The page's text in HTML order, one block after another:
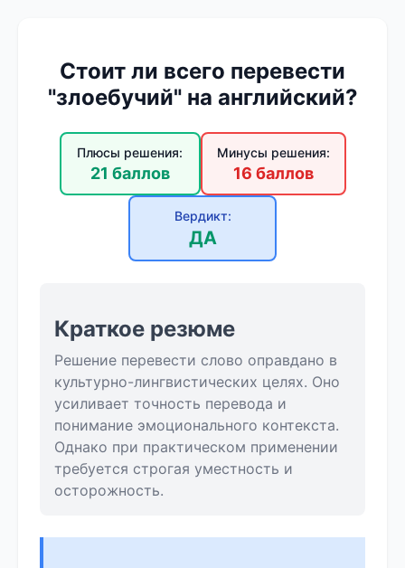
Стоит ли всего перевести
"злоебучий" на английский?
Плюсы решения:
21 баллов
Минусы решения:
16 баллов
Вердикт:
ДА
Краткое резюме
Решение перевести слово оправдано в
культурно-лингвистических целях. Оно
усиливает точность перевода и
понимание эмоционального контекста.
Однако при практическом применении
требуется строгая уместность и
осторожность.